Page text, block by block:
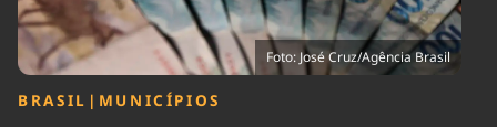
Foto: José Cruz/Agência Brasil
BRASIL | MUNICÍPIOS